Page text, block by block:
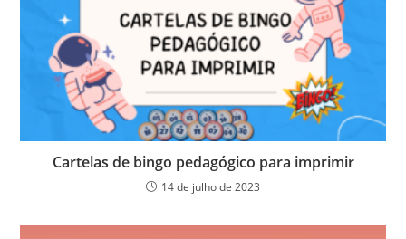
Cartelas de bingo pedagógico para imprimir
14 de julho de 2023